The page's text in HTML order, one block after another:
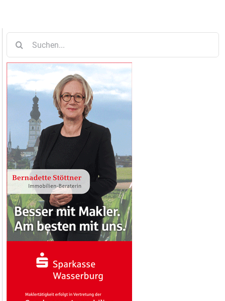
nach: